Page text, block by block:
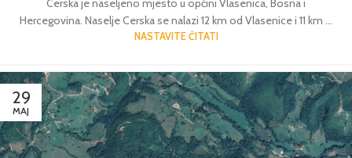
Cerska je naseljeno mjesto u općini Vlasenica, Bosna i
Hercegovina. Naselje Cerska se nalazi 12 km od Vlasenice i 11 km ...
NASTAVITE ČITATI
29
MAJ